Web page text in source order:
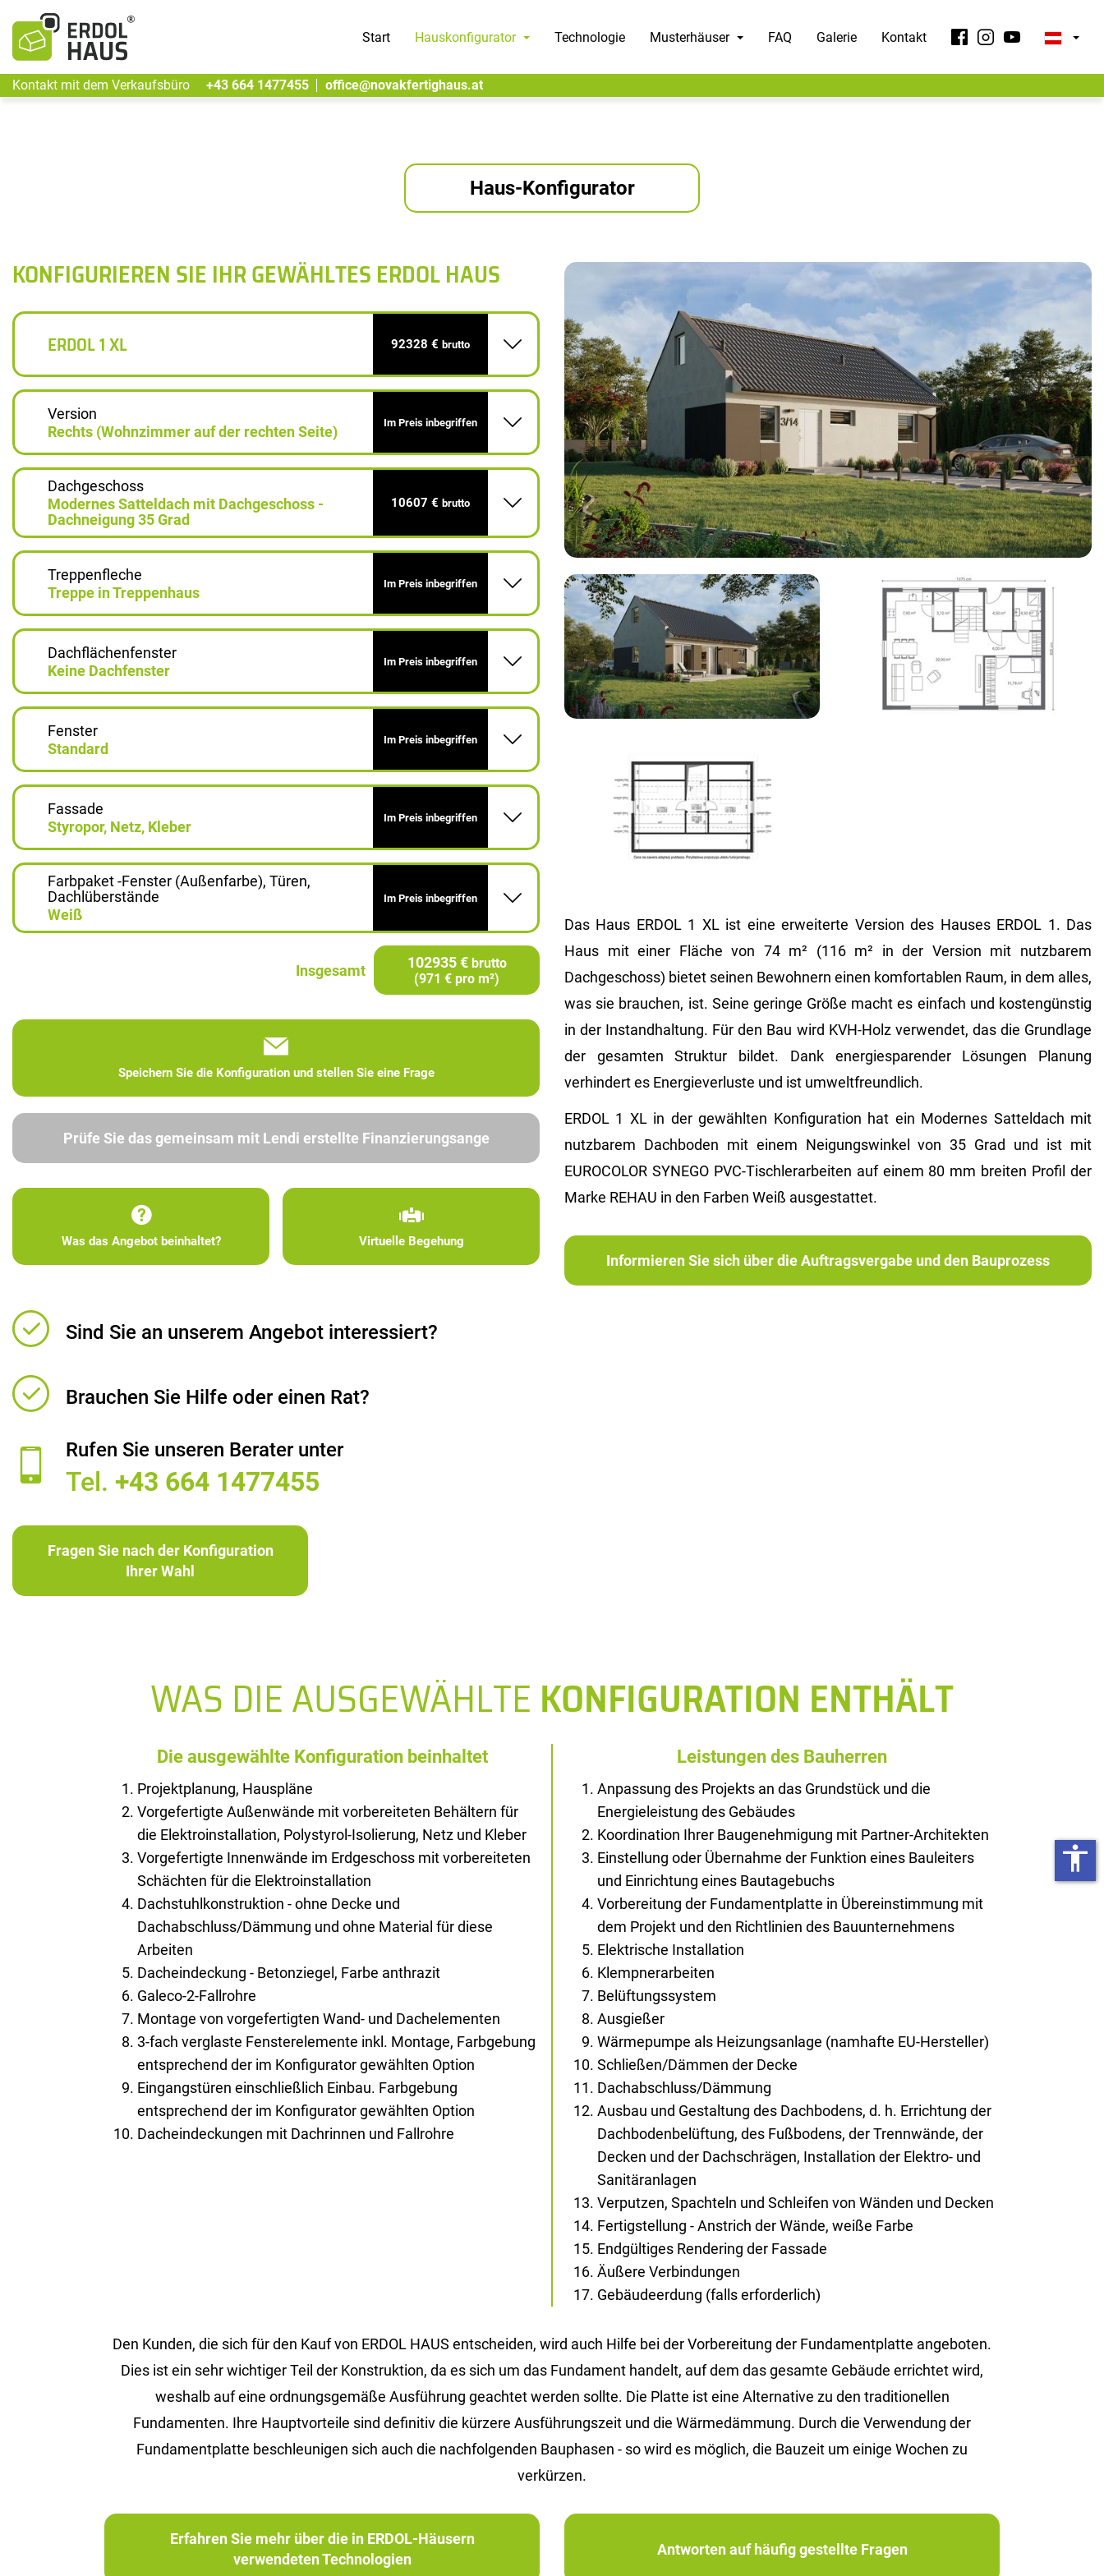
Start Hauskonfigurator Technologie Musterhäuser FAQ Galerie Kontakt
Kontakt mit dem Verkaufsbüro +43 664 1477455 office@novakfertighaus.at
Haus-Konfigurator
Das Haus ERDOL 1 XL ist eine erweiterte Version des Hauses ERDOL 1. Das
Haus mit einer Fläche von 74 m² (116 m² in der Version mit nutzbarem
Dachgeschoss) bietet seinen Bewohnern einen komfortablen Raum, in dem alles,
was sie brauchen, ist. Seine geringe Größe macht es einfach und kostengünstig
in der Instandhaltung. Für den Bau wird KVH-Holz verwendet, das die Grundlage
der gesamten Struktur bildet. Dank energiesparender Lösungen Planung
verhindert es Energieverluste und ist umweltfreundlich.
ERDOL 1 XL in der gewählten Konfiguration hat ein Modernes Satteldach mit
nutzbarem Dachboden mit einem Neigungswinkel von 35 Grad und ist mit
EUROCOLOR SYNEGO PVC-Tischlerarbeiten auf einem 80 mm breiten Profil der
Marke REHAU in den Farben Weiß ausgestattet.
Informieren Sie sich über die Auftragsvergabe und den Bauprozess
KONFIGURIEREN SIE IHR GEWÄHLTES ERDOL HAUS
ERDOL 1 XL 92328 € brutto
Version
Rechts (Wohnzimmer auf der rechten Seite)
Im Preis inbegriffen
Dachgeschoss
Modernes Satteldach mit Dachgeschoss -
Dachneigung 35 Grad
10607 € brutto
Treppenfleche
Treppe in Treppenhaus
Im Preis inbegriffen
Dachflächenfenster
Keine Dachfenster
Im Preis inbegriffen
Fenster
Standard
Im Preis inbegriffen
Fassade
Styropor, Netz, Kleber
Im Preis inbegriffen
Farbpaket -Fenster (Außenfarbe), Türen,
Dachlüberstände
Weiß
Im Preis inbegriffen
Insgesamt 102935 € brutto
(971 € pro m²)
Speichern Sie die Konfiguration und stellen Sie eine Frage
Prüfe Sie das gemeinsam mit Lendi erstellte Finanzierungsange
Was das Angebot beinhaltet? Virtuelle Begehung
Sind Sie an unserem Angebot interessiert?
Brauchen Sie Hilfe oder einen Rat?
Rufen Sie unseren Berater unter
Tel. +43 664 1477455
Fragen Sie nach der Konfiguration
Ihrer Wahl
WAS DIE AUSGEWÄHLTE KONFIGURATION ENTHÄLT
Die ausgewählte Konfiguration beinhaltet
Projektplanung, Hauspläne
Vorgefertigte Außenwände mit vorbereiteten Behältern für
die Elektroinstallation, Polystyrol-Isolierung, Netz und Kleber
Vorgefertigte Innenwände im Erdgeschoss mit vorbereiteten
Schächten für die Elektroinstallation
Dachstuhlkonstruktion - ohne Decke und
Dachabschluss/Dämmung und ohne Material für diese
Arbeiten
Dacheindeckung - Betonziegel, Farbe anthrazit
Galeco-2-Fallrohre
Montage von vorgefertigten Wand- und Dachelementen
3-fach verglaste Fensterelemente inkl. Montage, Farbgebung
entsprechend der im Konfigurator gewählten Option
Eingangstüren einschließlich Einbau. Farbgebung
entsprechend der im Konfigurator gewählten Option
Dacheindeckungen mit Dachrinnen und Fallrohre
Leistungen des Bauherren
Anpassung des Projekts an das Grundstück und die
Energieleistung des Gebäudes
Koordination Ihrer Baugenehmigung mit Partner-Architekten
Einstellung oder Übernahme der Funktion eines Bauleiters
und Einrichtung eines Bautagebuchs
Vorbereitung der Fundamentplatte in Übereinstimmung mit
dem Projekt und den Richtlinien des Bauunternehmens
Elektrische Installation
Klempnerarbeiten
Belüftungssystem
Ausgießer
Wärmepumpe als Heizungsanlage (namhafte EU-Hersteller)
Schließen/Dämmen der Decke
Dachabschluss/Dämmung
Ausbau und Gestaltung des Dachbodens, d. h. Errichtung der
Dachbodenbelüftung, des Fußbodens, der Trennwände, der
Decken und der Dachschrägen, Installation der Elektro- und
Sanitäranlagen
Verputzen, Spachteln und Schleifen von Wänden und Decken
Fertigstellung - Anstrich der Wände, weiße Farbe
Endgültiges Rendering der Fassade
Äußere Verbindungen
Gebäudeerdung (falls erforderlich)
Den Kunden, die sich für den Kauf von ERDOL HAUS entscheiden, wird auch Hilfe bei der Vorbereitung der Fundamentplatte angeboten.
Dies ist ein sehr wichtiger Teil der Konstruktion, da es sich um das Fundament handelt, auf dem das gesamte Gebäude errichtet wird,
weshalb auf eine ordnungsgemäße Ausführung geachtet werden sollte. Die Platte ist eine Alternative zu den traditionellen
Fundamenten. Ihre Hauptvorteile sind definitiv die kürzere Ausführungszeit und die Wärmedämmung. Durch die Verwendung der
Fundamentplatte beschleunigen sich auch die nachfolgenden Bauphasen - so wird es möglich, die Bauzeit um einige Wochen zu
verkürzen.
Erfahren Sie mehr über die in ERDOL-Häusern
verwendeten Technologien
Antworten auf häufig gestellte Fragen
accessibility